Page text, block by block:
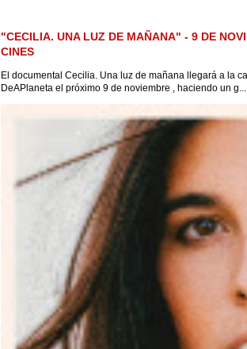
"CECILIA. UNA LUZ DE MAÑANA" - 9 DE
CINES
El documental Cecilia. Una luz de mañana llegará a la
DeAPlaneta el próximo 9 de noviembre , haciendo un g...